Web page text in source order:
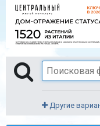
Другие